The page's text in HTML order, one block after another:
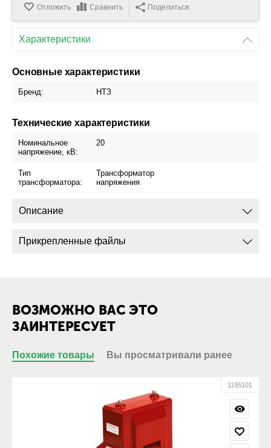
Отложить Сравнить Поделиться
Характеристики
Основные характеристики
Бренд: НТЗ
Технические характеристики
Номинальное
напряжение, кВ:
20
Тип
трансформатора:
Трансформатор
напряжения
Описание
Прикрепленные файлы
ВОЗМОЖНО ВАС ЭТО
ЗАИНТЕРЕСУЕТ
Похожие товары Вы просматривали ранее
1195101